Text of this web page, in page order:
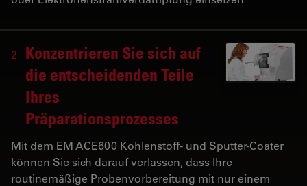
2
Konzentrieren Sie sich auf
die entscheidenden Teile
Ihres
Präparationsprozesses
Mit dem EM ACE600 Kohlenstoff- und Sputter-Coater
können Sie sich darauf verlassen, dass Ihre
routinemäßige Probenvorbereitung mit nur einem